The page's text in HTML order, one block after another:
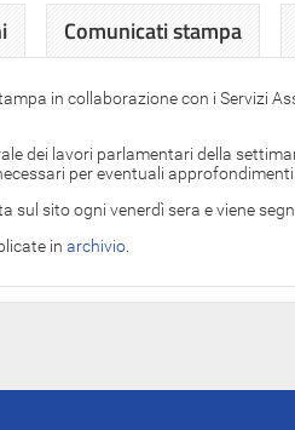
Comunicati stampa
in collaborazione con i Servizi
dei lavori parlamentari della
per eventuali approfondimenti.
sul sito ogni venerdì sera e viene
in archivio